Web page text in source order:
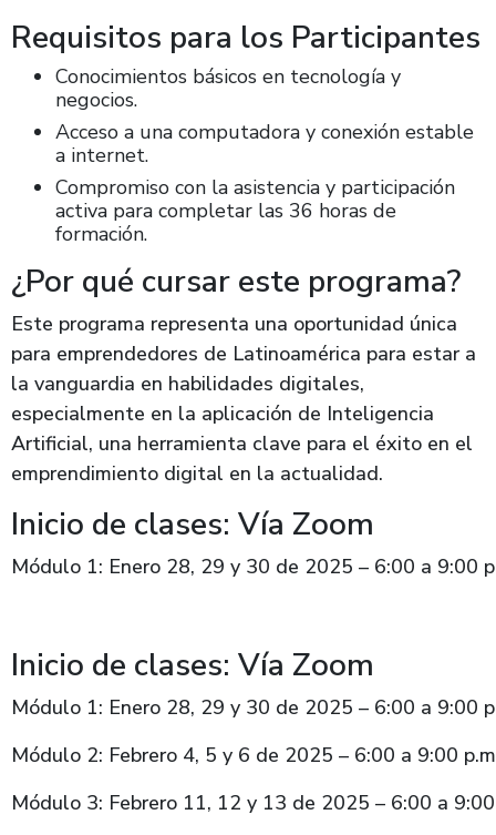
Requisitos para los Participantes
Conocimientos básicos en tecnología y
negocios.
Acceso a una computadora y conexión estable
a internet.
Compromiso con la asistencia y participación
activa para completar las 36 horas de
formación.
¿Por qué cursar este programa?
Este programa representa una oportunidad única
para emprendedores de Latinoamérica para estar a
la vanguardia en habilidades digitales,
especialmente en la aplicación de Inteligencia
Artificial, una herramienta clave para el éxito en el
emprendimiento digital en la actualidad.
Inicio de clases: Vía Zoom
Módulo 1: Enero 28, 29 y 30 de 2025 – 6:00 a 9:00
Inicio de clases: Vía Zoom
Módulo 1: Enero 28, 29 y 30 de 2025 – 6:00 a 9:00
Módulo 2: Febrero 4, 5 y 6 de 2025 – 6:00 a 9:00
Módulo 3: Febrero 11, 12 y 13 de 2025 – 6:00 a